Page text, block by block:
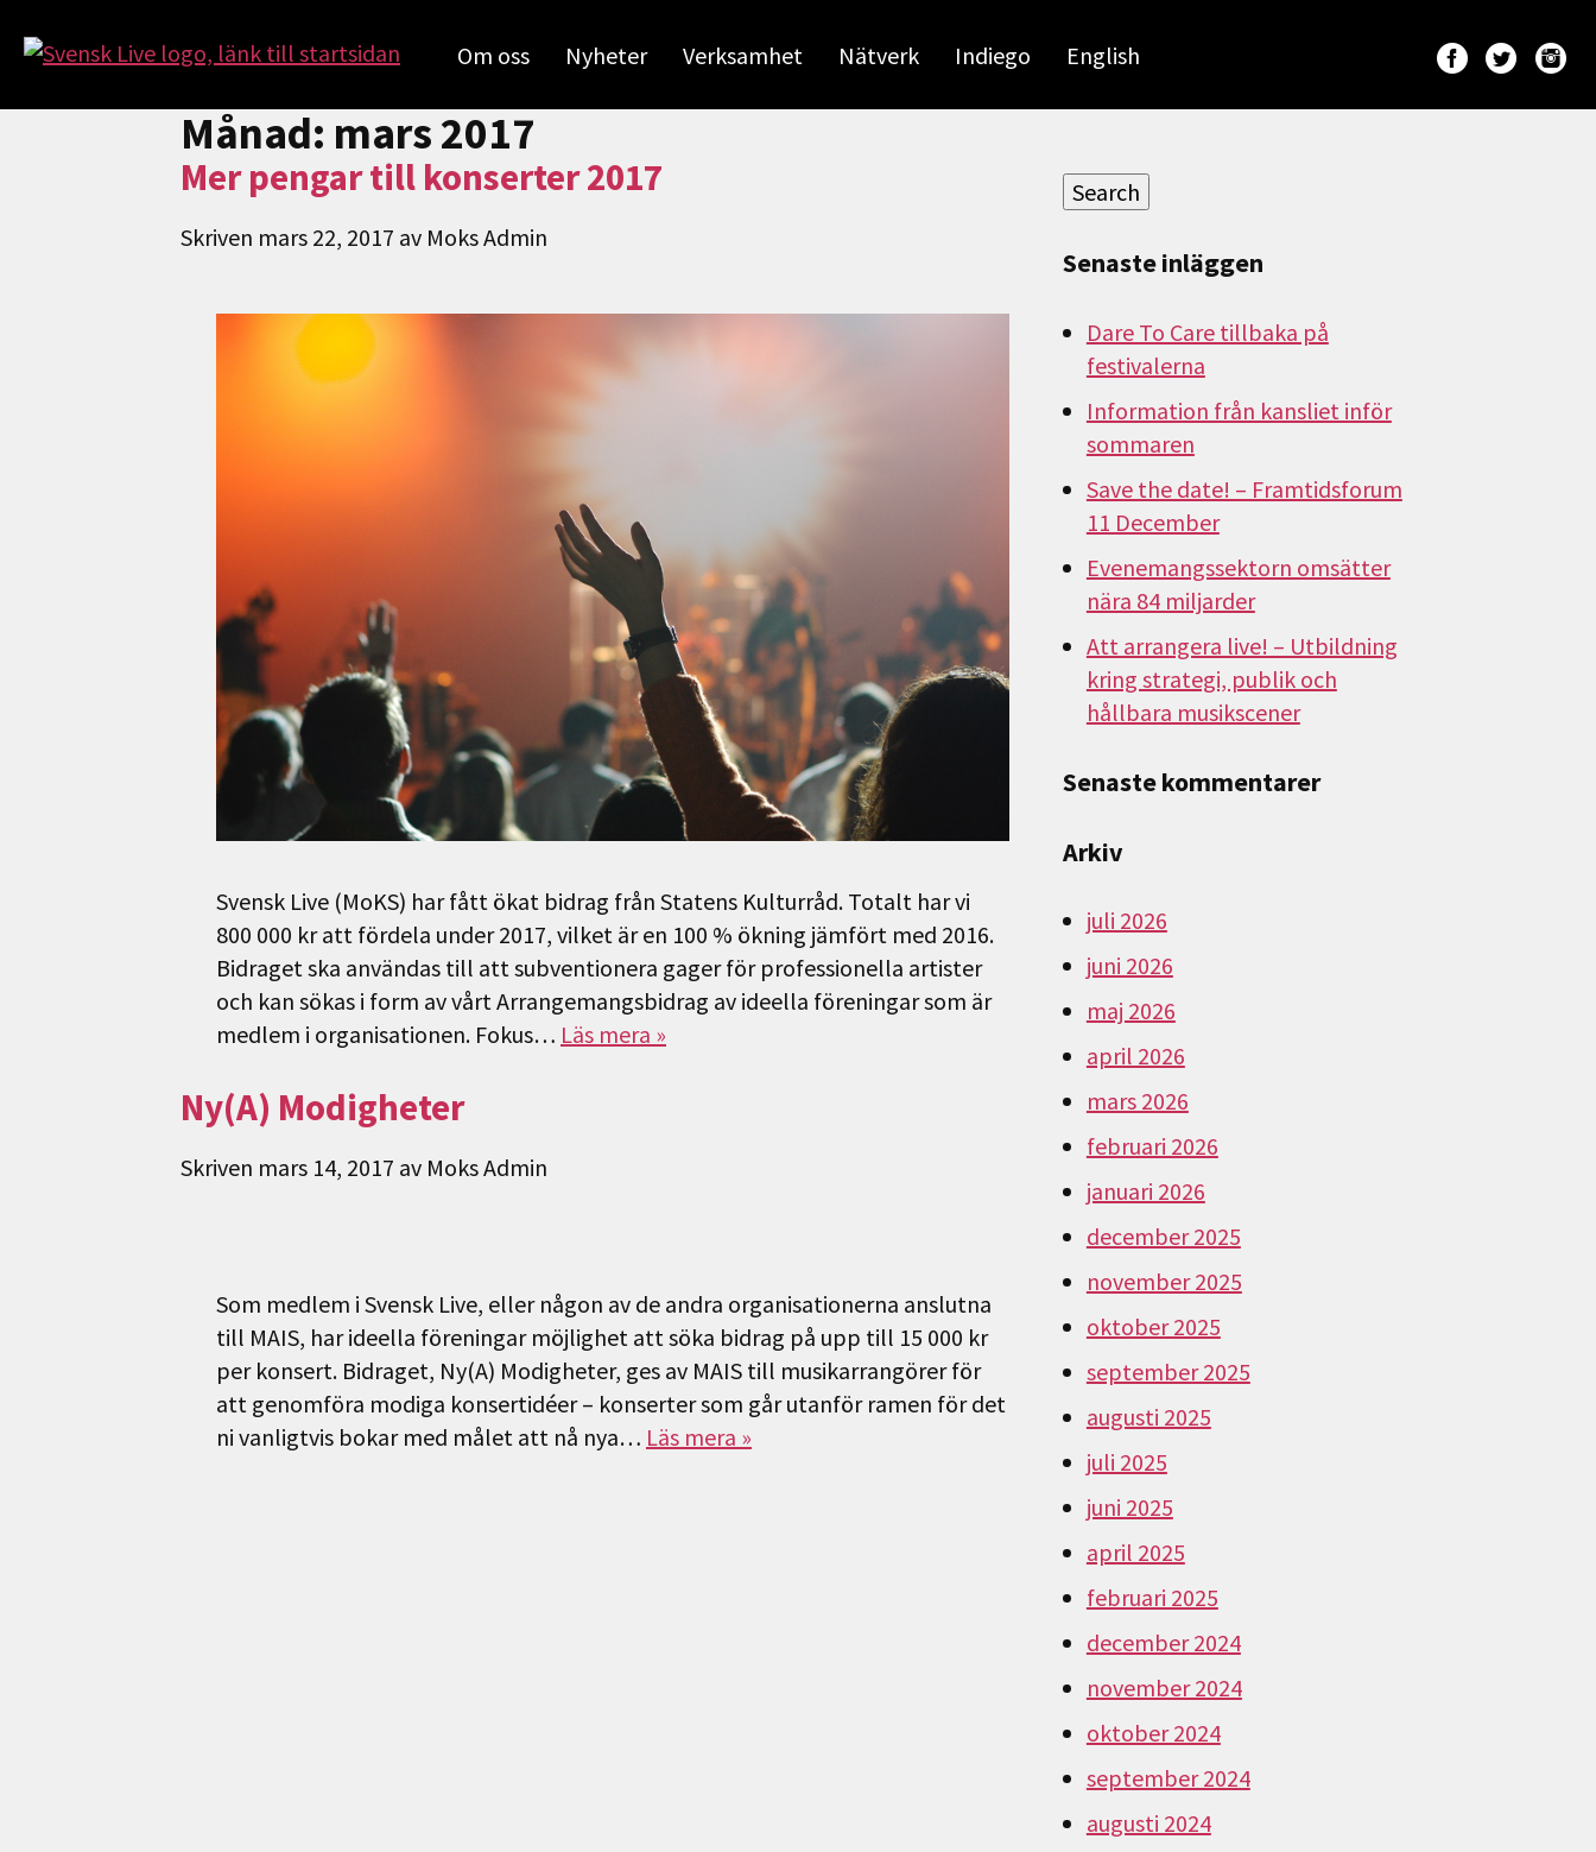
Om oss Nyheter Verksamhet Nätverk Indiego English
Månad: mars 2017
Mer pengar till konserter 2017
Skriven mars 22, 2017 av Moks Admin
Svensk Live (MoKS) har fått ökat bidrag från Statens Kulturråd. Totalt har vi
800 000 kr att fördela under 2017, vilket är en 100 % ökning jämfört med 2016.
Bidraget ska användas till att subventionera gager för professionella artister
och kan sökas i form av vårt Arrangemangsbidrag av ideella föreningar som är
medlem i organisationen. Fokus… Läs mera »
Ny(A) Modigheter
Skriven mars 14, 2017 av Moks Admin
Som medlem i Svensk Live, eller någon av de andra organisationerna anslutna
till MAIS, har ideella föreningar möjlighet att söka bidrag på upp till 15 000 kr
per konsert. Bidraget, Ny(A) Modigheter, ges av MAIS till musikarrangörer för
att genomföra modiga konsertidéer – konserter som går utanför ramen för det
ni vanligtvis bokar med målet att nå nya… Läs mera »
Search
Senaste inläggen
Dare To Care tillbaka på
festivalerna
Information från kansliet inför
sommaren
Save the date! – Framtidsforum
11 December
Evenemangssektorn omsätter
nära 84 miljarder
Att arrangera live! – Utbildning
kring strategi, publik och
hållbara musikscener
Senaste kommentarer
Arkiv
juli 2026
juni 2026
maj 2026
april 2026
mars 2026
februari 2026
januari 2026
december 2025
november 2025
oktober 2025
september 2025
augusti 2025
juli 2025
juni 2025
april 2025
februari 2025
december 2024
november 2024
oktober 2024
september 2024
augusti 2024